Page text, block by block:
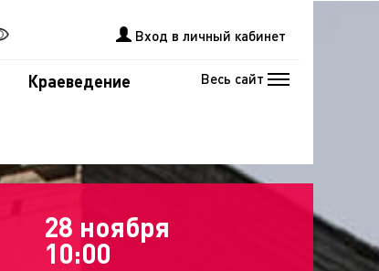
Вход в личный кабинет
Краеведение
Весь сайт
28 ноября
10:00